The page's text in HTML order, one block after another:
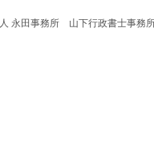
永田事務所 山下行政書士事務